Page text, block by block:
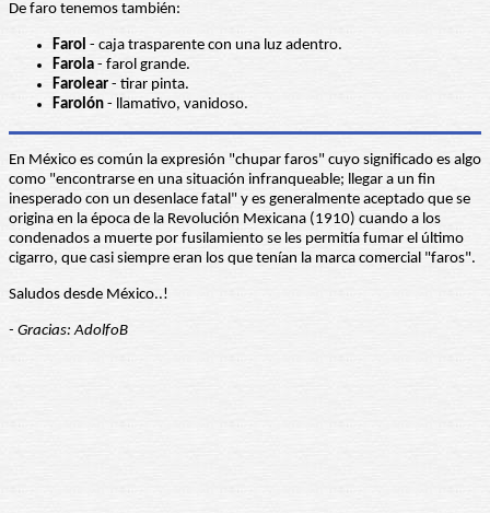
De faro tenemos también:
Farol - caja trasparente con una luz adentro.
Farola - farol grande.
Farolear - tirar pinta.
Farolón - llamativo, vanidoso.
En México es común la expresión "chupar faros" cuyo significado es algo
como "encontrarse en una situación infranqueable; llegar a un fin
inesperado con un desenlace fatal" y es generalmente aceptado que se
origina en la época de la Revolución Mexicana (1910) cuando a los
condenados a muerte por fusilamiento se les permitía fumar el último
cigarro, que casi siempre eran los que tenían la marca comercial "faros".
Saludos desde México..!
- Gracias: AdolfoB